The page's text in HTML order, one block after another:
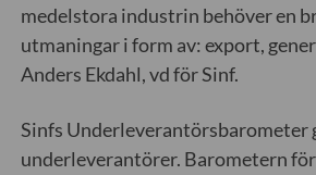
medelstora industrin behöver en
utmaningar i form av: export,
Anders Ekdahl, vd för Sinf.
Sinfs Underleverantörsbarometer
underleverantörer. Barometern